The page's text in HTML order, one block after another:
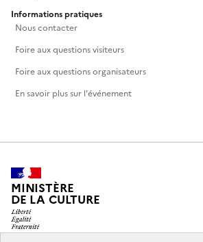
Informations pratiques
Nous contacter
Foire aux questions visiteurs
Foire aux questions organisateurs
En savoir plus sur l'événement
MINISTÈRE
DE LA CULTURE